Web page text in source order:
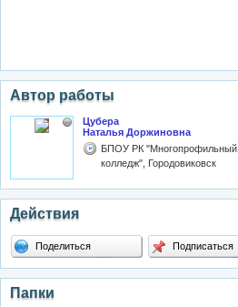
Автор работы
Цубера
Наталья Доржиновна
БПОУ РК "Многопрофильный
колледж", Городовиковск
Действия
Поделиться Подписаться
Папки